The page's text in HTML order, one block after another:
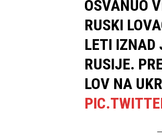
OSVANUO
RUSKI
LETI IZNAD
RUSIJE.
LOV NA